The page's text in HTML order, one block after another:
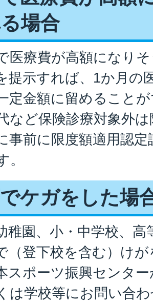
場合
医療費が高額になり
提示すれば、1か月の
定金額に留めること
など保険診療対象外
事前に限度額適用認
。
ケガをした場
稚園、小・中学校、
（登下校を含む）け
スポーツ振興センタ
は学校等にお問い合